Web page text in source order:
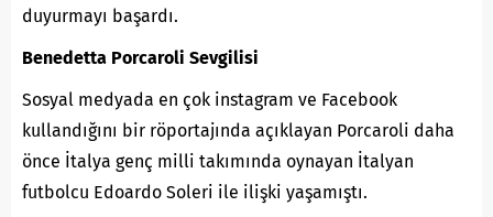
duyurmayı başardı.
Benedetta Porcaroli Sevgilisi
Sosyal medyada en çok instagram ve Facebook
kullandığını bir röportajında açıklayan Porcaroli daha
önce İtalya genç milli takımında oynayan İtalyan
futbolcu Edoardo Soleri ile ilişki yaşamıştı.